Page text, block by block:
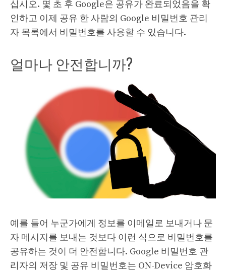
십시오. 몇 초 후 Google은 공유가 완료되었음을 확
인하고 이제 공유 한 사람의 Google 비밀번호 관리
자 목록에서 비밀번호를 사용할 수 있습니다.
얼마나 안전합니까?
예를 들어 누군가에게 정보를 이메일로 보내거나 문
자 메시지를 보내는 것보다 이런 식으로 비밀번호를
공유하는 것이 더 안전합니다. Google 비밀번호 관
리자의 저장 및 공유 비밀번호는 ON-Device 암호화